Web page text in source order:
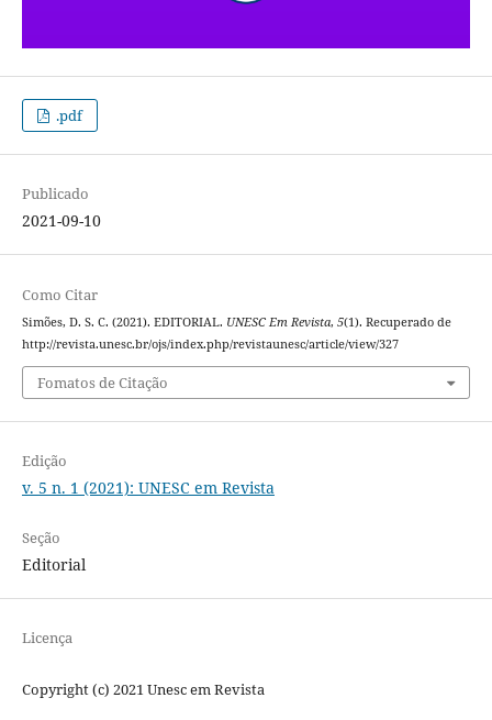
.pdf
Publicado
2021-09-10
Como Citar
Simões, D. S. C. (2021). EDITORIAL. UNESC Em Revista, 5(1). Recuperado de
http://revista.unesc.br/ojs/index.php/revistaunesc/article/view/327
Fomatos de Citação
Edição
v. 5 n. 1 (2021): UNESC em Revista
Seção
Editorial
Licença
Copyright (c) 2021 Unesc em Revista